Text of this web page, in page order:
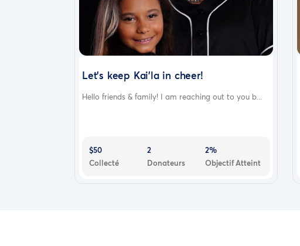
Let’s keep Kai’la in cheer!
Hello friends & family! I am reaching out to you b...
$50
Collecté
2
Donateurs
2%
Objectif Atteint